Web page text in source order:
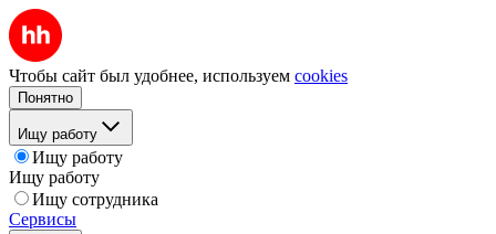
Чтобы сайт был удобнее, используем cookies
Понятно
Ищу работу
Ищу работу
Ищу работу
Ищу сотрудника
Сервисы